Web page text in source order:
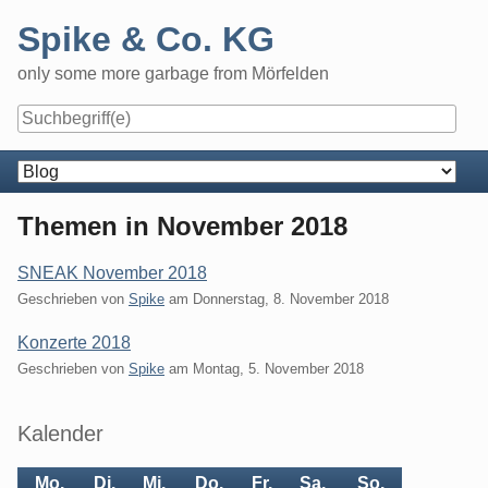
content
Spike & Co. KG
only some more garbage from Mörfelden
Navigation
Themen in November 2018
SNEAK November 2018
Geschrieben von Spike am Donnerstag, 8. November 2018
Konzerte 2018
Geschrieben von Spike am Montag, 5. November 2018
Seitenleiste
Kalender
Mo. Di. Mi. Do. Fr. Sa. So.